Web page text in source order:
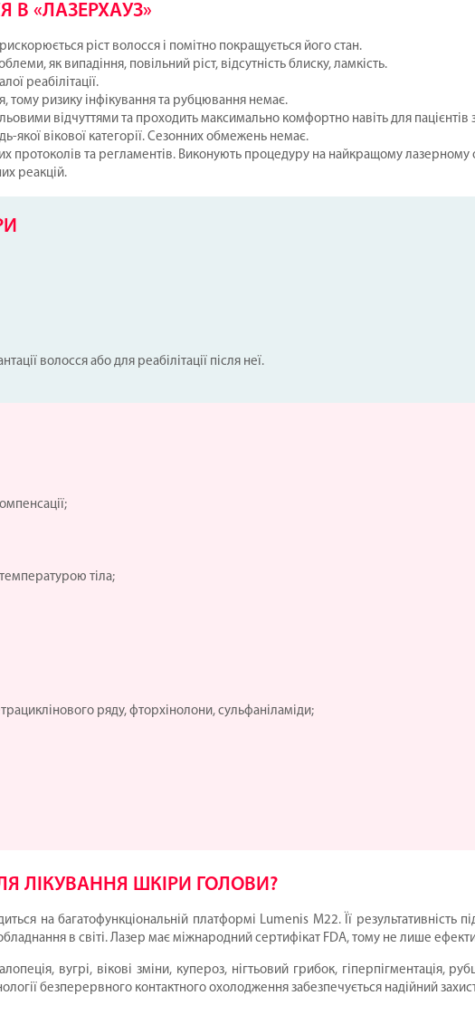
В «ЛАЗЕРХАУЗ»
ріст волосся і помітно покращується його стан.
як випадіння, повільний ріст, відсутність блиску, ламкість.
реабілітації.
тому ризику інфікування та рубцювання немає.
відчуттями та проходить максимально комфортно навіть для
якої вікової категорії. Сезонних обмежень немає.
протоколів та регламентів. Виконують процедуру на найкращому лазерному
реакцій.
волосся або для реабілітації після неї.
тіла;
ряду, фторхінолони, сульфаніламіди;
ЛІКУВАННЯ ШКІРИ ГОЛОВИ?
на багатофункціональній платформі Lumenis M22. Її результативність
в світі. Лазер має міжнародний сертифікат FDA, тому не лише
вугрі, вікові зміни, купероз, нігтьовий грибок, гіперпігментація,
безперервного контактного охолодження забезпечується надійний